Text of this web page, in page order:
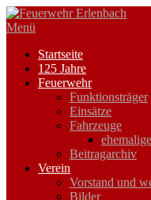
Zum
Inhalt
Menü
Startseite
125 Jahre
Feuerwehr
Funktionsträger
Einsätze
Fahrzeuge
Beitragarchiv
Verein
Vorstand und
Bilder